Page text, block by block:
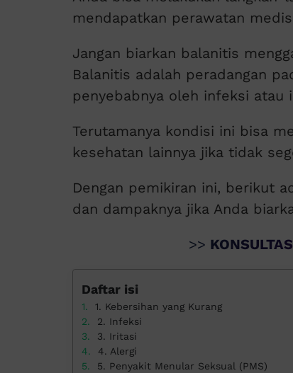
mendapatkan perawatan
Jangan biarkan balanitis
Balanitis adalah peradangan
penyebabnya oleh infeksi atau
Terutamanya kondisi ini bisa
kesehatan lainnya jika tidak
Dengan pemikiran ini, berikut
dan dampaknya jika Anda
>>
Daftar isi
1. Kebersihan yang Kurang
2. Infeksi
3. Iritasi
4. Alergi
5. Penyakit Menular Seksual (PMS)